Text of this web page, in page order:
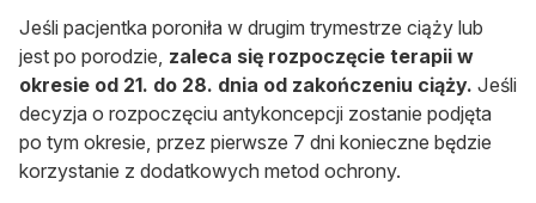
Jeśli pacjentka poroniła w drugim trymestrze ciąży lub
jest po porodzie, zaleca się rozpoczęcie terapii w
okresie od 21. do 28. dnia od zakończeniu ciąży. Jeśli
decyzja o rozpoczęciu antykoncepcji zostanie podjęta
po tym okresie, przez pierwsze 7 dni konieczne będzie
korzystanie z dodatkowych metod ochrony.